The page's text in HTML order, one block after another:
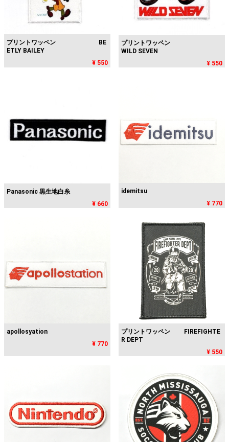
プリントワッペン BE
ETLY BAILEY
¥ 550
プリントワッペン
WILD SEVEN
¥ 550
Panasonic 黒生地白糸
¥ 660
idemitsu
¥ 770
apollosyation
¥ 770
プリントワッペン FIREFIGHTE
R DEPT
¥ 550